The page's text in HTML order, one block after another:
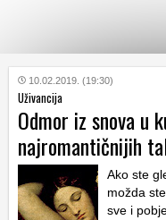
KATEGORIJE
HRVATSKI
WEB
10.02.2019. (19:30)
Uživancija
Odmor iz snova u
najromantičnijih
Ako ste
možda
sve i